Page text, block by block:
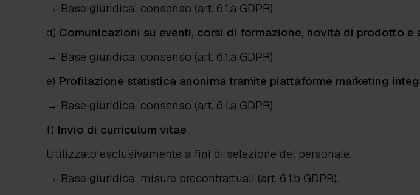
→ Base giuridica: consenso (art. 6.1.a GDPR).
d) Comunicazioni su eventi, corsi di formazione, novità di prodotto e
→ Base giuridica: consenso (art. 6.1.a GDPR).
e) Profilazione statistica anonima tramite piattaforme marketing
→ Base giuridica: consenso (art. 6.1.a GDPR).
f) Invio di curriculum vitae
Utilizzato esclusivamente a fini di selezione del personale.
→ Base giuridica: misure precontrattuali (art. 6.1.b GDPR).